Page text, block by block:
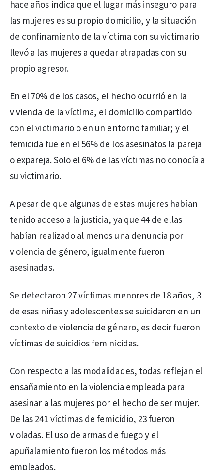
hace años indica que el lugar más inseguro para
las mujeres es su propio domicilio, y la situación
de confinamiento de la víctima con su victimario
llevó a las mujeres a quedar atrapadas con su
propio agresor.
En el 70% de los casos, el hecho ocurrió en la
vivienda de la víctima, el domicilio compartido
con el victimario o en un entorno familiar; y el
femicida fue en el 56% de los asesinatos la pareja
o expareja. Solo el 6% de las víctimas no conocía a
su victimario.
A pesar de que algunas de estas mujeres habían
tenido acceso a la justicia, ya que 44 de ellas
habían realizado al menos una denuncia por
violencia de género, igualmente fueron
asesinadas.
Se detectaron 27 víctimas menores de 18 años, 3
de esas niñas y adolescentes se suicidaron en un
contexto de violencia de género, es decir fueron
víctimas de suicidios feminicidas.
Con respecto a las modalidades, todas reflejan el
ensañamiento en la violencia empleada para
asesinar a las mujeres por el hecho de ser mujer.
De las 241 víctimas de femicidio, 23 fueron
violadas. El uso de armas de fuego y el
apuñalamiento fueron los métodos más
empleados.